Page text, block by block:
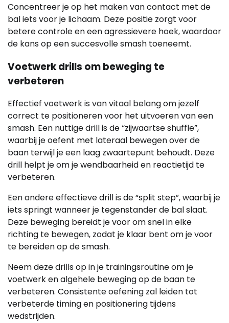
Concentreer je op het maken van contact met de
bal iets voor je lichaam. Deze positie zorgt voor
betere controle en een agressievere hoek, waardoor
de kans op een succesvolle smash toeneemt.
Voetwerk drills om beweging te
verbeteren
Effectief voetwerk is van vitaal belang om jezelf
correct te positioneren voor het uitvoeren van een
smash. Een nuttige drill is de “zijwaartse shuffle”,
waarbij je oefent met lateraal bewegen over de
baan terwijl je een laag zwaartepunt behoudt. Deze
drill helpt je om je wendbaarheid en reactietijd te
verbeteren.
Een andere effectieve drill is de “split step”, waarbij je
iets springt wanneer je tegenstander de bal slaat.
Deze beweging bereidt je voor om snel in elke
richting te bewegen, zodat je klaar bent om je voor
te bereiden op de smash.
Neem deze drills op in je trainingsroutine om je
voetwerk en algehele beweging op de baan te
verbeteren. Consistente oefening zal leiden tot
verbeterde timing en positionering tijdens
wedstrijden.